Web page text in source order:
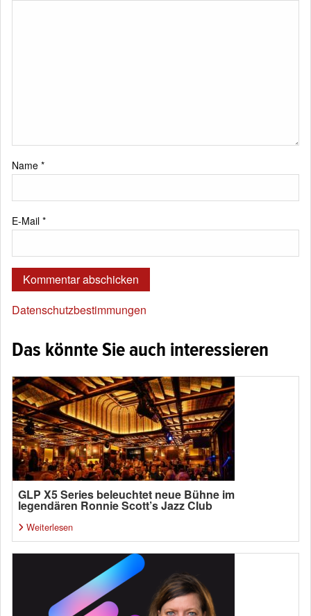
Name *
E-Mail *
Datenschutzbestimmungen
Das könnte Sie auch interessieren
GLP X5 Series beleuchtet neue Bühne im
legendären Ronnie Scott’s Jazz Club
Weiterlesen